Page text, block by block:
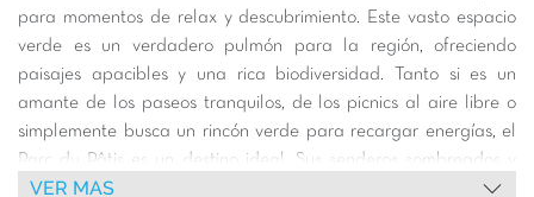
para momentos de relax y descubrimiento. Este vasto espacio
verde es un verdadero pulmón para la región, ofreciendo
paisajes apacibles y una rica biodiversidad. Tanto si es un
amante de los paseos tranquilos, de los picnics al aire libre o
simplemente busca un rincón verde para recargar energías, el
Parc du Pâtis es un destino ideal. Sus senderos sombreados y
sus extensiones de césped invitan a pasear, mientras que los
VER MAS